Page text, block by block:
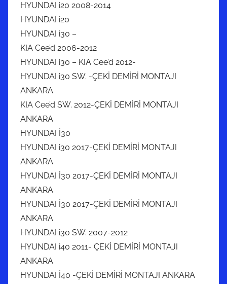
HYUNDAI i20 2008-2014
HYUNDAI i20
HYUNDAI i30 –
KIA Cee’d 2006-2012
HYUNDAI i30 – KIA Cee’d 2012-
HYUNDAI i30 SW. -ÇEKİ DEMİRİ MONTAJI
ANKARA
KIA Cee’d SW. 2012-ÇEKİ DEMİRİ MONTAJI
ANKARA
HYUNDAI İ30
HYUNDAI i30 2017-ÇEKİ DEMİRİ MONTAJI
ANKARA
HYUNDAI İ30 2017-ÇEKİ DEMİRİ MONTAJI
ANKARA
HYUNDAI İ30 2017-ÇEKİ DEMİRİ MONTAJI
ANKARA
HYUNDAI i30 SW. 2007-2012
HYUNDAI i40 2011- ÇEKİ DEMİRİ MONTAJI
ANKARA
HYUNDAI İ40 -ÇEKİ DEMİRİ MONTAJI ANKARA